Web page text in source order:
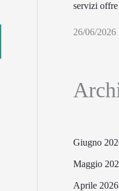
servizi offre
26/06/2026
Giugno
Maggio
Aprile 2026